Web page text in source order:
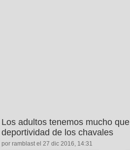
Los adultos tenemos mucho
deportividad de los chavales
por ramblast el 27 dic 2016, 14:31